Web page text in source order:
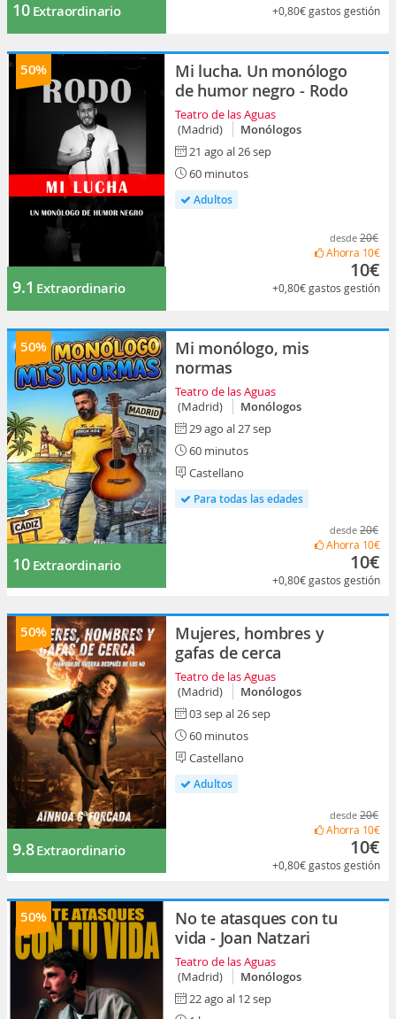
10 Extraordinario +0,80€gastos gestión
50%
9.1 Extraordinario
Mi lucha. Un monólogo
de humor negro - Rodo
Teatro de las Aguas
(Madrid)
Monólogos
21 ago al 26 sep
60 minutos
Adultos
desde 20€
Ahorra 10€
10€
+0,80€gastos gestión
50%
10 Extraordinario
Mi monólogo, mis
normas
Teatro de las Aguas
(Madrid)
Monólogos
29 ago al 27 sep
60 minutos
Castellano
Para todas las edades
desde 20€
Ahorra 10€
10€
+0,80€gastos gestión
50%
9.8Extraordinario
Mujeres, hombres y
gafas de cerca
Teatro de las Aguas
(Madrid)
Monólogos
03 sep al 26 sep
60 minutos
Castellano
Adultos
desde 20€
Ahorra 10€
10€
+0,80€gastos gestión
50%
No te atasques con tu
vida - Joan Natzari
Teatro de las Aguas
(Madrid)
Monólogos
22 ago al 12 sep